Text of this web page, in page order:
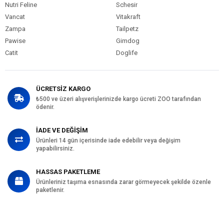
Nutri Feline
Schesir
Vancat
Vitakraft
Zampa
Tailpetz
Pawise
Gimdog
Catit
Doglife
ÜCRETSİZ KARGO
₺500 ve üzeri alışverişlerinizde kargo ücreti ZOO tarafından
ödenir.
İADE VE DEĞİŞİM
Ürünleri 14 gün içerisinde iade edebilir veya değişim
yapabilirsiniz.
HASSAS PAKETLEME
Ürünleriniz taşıma esnasında zarar görmeyecek şekilde özenle
paketlenir.